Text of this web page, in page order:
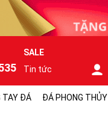
SALE
Tin tức
TAY ĐÁ ĐÁ PHONG THỦY